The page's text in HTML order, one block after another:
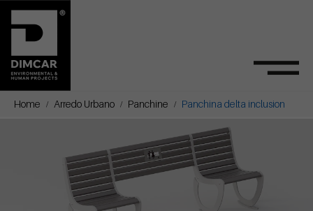
Home Arredo Urbano Panchine Panchina delta inclusion